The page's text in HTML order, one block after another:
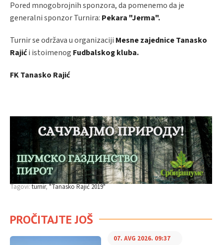
Pored mnogobrojnih sponzora, da pomenemo da je
generalni sponzor Turnira: Pekara "Jerma".
Turnir se održava u organizaciji Mesne zajednice Tanasko
Rajići istoimenog Fudbalskog kluba.
FK Tanasko Rajić
Tagovi:turnir "Tanasko Rajić 2019"
PROČITAJTE JOŠ
07. AVG 2026. 09:37